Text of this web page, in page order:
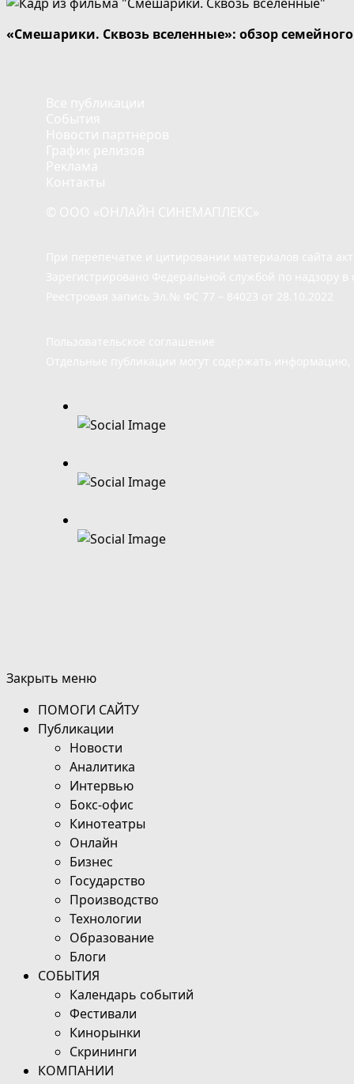
«Смешарики. Сквозь вселенные»: обзор
Закрыть меню
ПОМОГИ САЙТУ
Публикации
Новости
Аналитика
Интервью
Бокс-офис
Кинотеатры
Онлайн
Бизнес
Государство
Производство
Технологии
Образование
Блоги
СОБЫТИЯ
Календарь событий
Фестивали
Кинорынки
Скрининги
КОМПАНИИ